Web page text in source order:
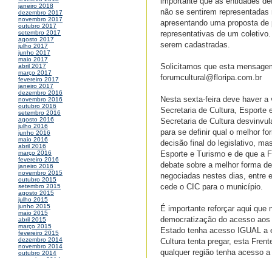
janeiro 2018
dezembro 2017
novembro 2017
outubro 2017
setembro 2017
agosto 2017
julho 2017
junho 2017
maio 2017
abril 2017
março 2017
fevereiro 2017
janeiro 2017
dezembro 2016
novembro 2016
outubro 2016
setembro 2016
agosto 2016
julho 2016
junho 2016
maio 2016
abril 2016
março 2016
fevereiro 2016
janeiro 2016
novembro 2015
outubro 2015
setembro 2015
agosto 2015
julho 2015
junho 2015
maio 2015
abril 2015
março 2015
fevereiro 2015
dezembro 2014
novembro 2014
outubro 2014
não se sentirem
apresentando uma proposta
representativas de um
serem cadastradas.
Solicitamos que esta
forumcultural@floripa.com.br
Nesta sexta-feira deve haver
Secretaria de Cultura, Esporte
Secretaria de Cultura
para se definir qual o melhor
decisão final do legislativo,
Esporte e Turismo e de que a
debate sobre a melhor forma
negociadas nestes dias, entre
cede o CIC para o município.
É importante reforçar aqui
democratização do acesso
Estado tenha acesso IGUAL a
Cultura tenta pregar, esta
qualquer região tenha acesso